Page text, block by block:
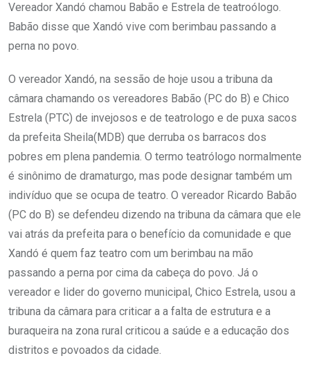
Vereador Xandó chamou Babão e Estrela de teatroólogo.
Babão disse que Xandó vive com berimbau passando a
perna no povo.
O vereador Xandó, na sessão de hoje usou a tribuna da
câmara chamando os vereadores Babão (PC do B) e Chico
Estrela (PTC) de invejosos e de teatrologo e de puxa sacos
da prefeita Sheila(MDB) que derruba os barracos dos
pobres em plena pandemia. O termo teatrólogo normalmente
é sinônimo de dramaturgo, mas pode designar também um
indivíduo que se ocupa de teatro. O vereador Ricardo Babão
(PC do B) se defendeu dizendo na tribuna da câmara que ele
vai atrás da prefeita para o benefício da comunidade e que
Xandó é quem faz teatro com um berimbau na mão
passando a perna por cima da cabeça do povo. Já o
vereador e lider do governo municipal, Chico Estrela, usou a
tribuna da câmara para criticar a a falta de estrutura e a
buraqueira na zona rural criticou a saúde e a educação dos
distritos e povoados da cidade.